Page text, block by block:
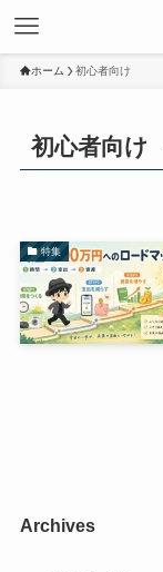
ホーム 初心者向け
初心者向け
特集
Archives